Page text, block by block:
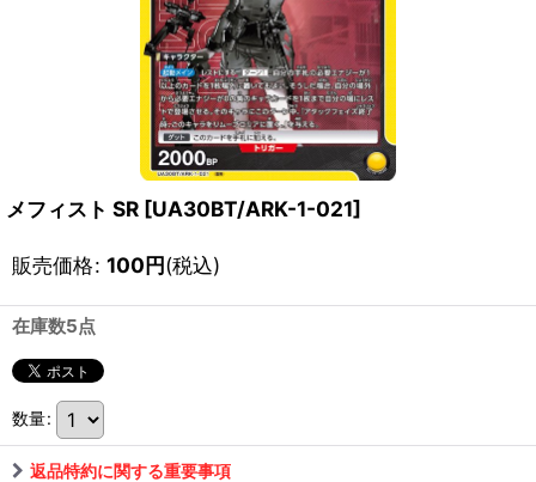
メフィスト SR [UA30BT/ARK-1-021]
販売価格: 100円(税込)
在庫数5点
数量:
返品特約に関する重要事項